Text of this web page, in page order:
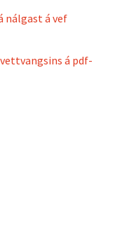
nálgast á vef
á pdf-